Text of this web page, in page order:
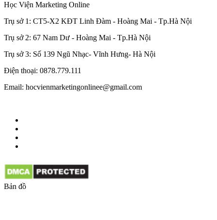
Học Viện Marketing Online
Trụ sở 1: CT5-X2 KĐT Linh Đàm - Hoàng Mai - Tp.Hà Nội
Trụ sở 2: 67 Nam Dư - Hoàng Mai - Tp.Hà Nội
Trụ sở 3: Số 139 Ngũ Nhạc- Vĩnh Hưng- Hà Nội
Điện thoại: 0878.779.111
Email: hocvienmarketingonlinee@gmail.com
Bản đồ